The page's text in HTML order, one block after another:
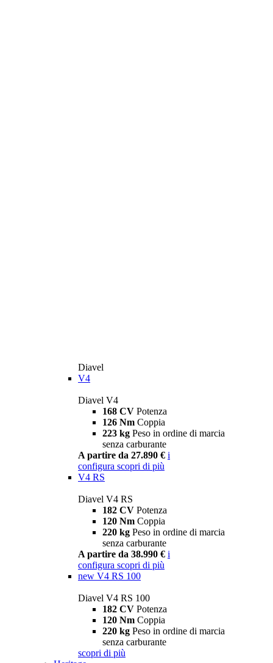
Diavel
V4
Diavel V4
168 CV Potenza
126 Nm Coppia
223 kg Peso in ordine di marcia
senza carburante
A partire da 27.890 € i
configura scopri di più
V4 RS
Diavel V4 RS
182 CV Potenza
120 Nm Coppia
220 kg Peso in ordine di marcia
senza carburante
A partire da 38.990 € i
configura scopri di più
new V4 RS 100
Diavel V4 RS 100
182 CV Potenza
120 Nm Coppia
220 kg Peso in ordine di marcia
senza carburante
scopri di più